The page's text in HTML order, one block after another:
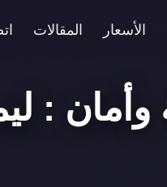
الأسعار المقالات
: